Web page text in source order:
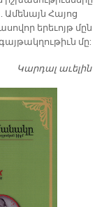
Ամենայն Հայոց
երեւոյթ մըն
մը:
Կարդալ աւելին